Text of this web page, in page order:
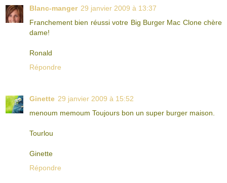
Blanc-manger 29 janvier 2009 à 13:37
Franchement bien réussi votre Big Burger Mac Clone chère
dame!
Ronald
Répondre
Ginette 29 janvier 2009 à 15:52
menoum memoum Toujours bon un super burger maison.
Tourlou
Ginette
Répondre